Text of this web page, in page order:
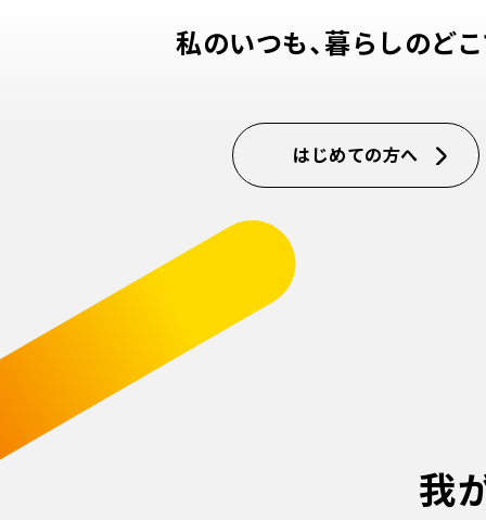
私のいつも、暮らしのど
はじめての方へ
我